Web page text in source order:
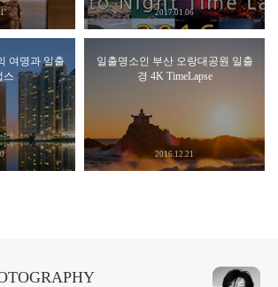
2017.01.06
여명과 일출
스
일출명소인 부산 오랑대공원 일출
경 4K TimeLapse
2016.12.21